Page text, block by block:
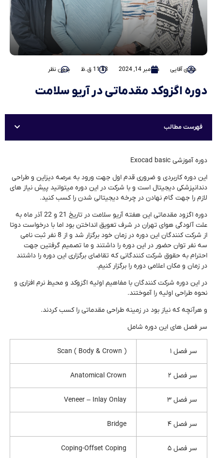
هادی آقایی دسامبر 14, 2024 11:33 ق.ظ بدون نظر
دوره اگزوکد مقدماتی در آریو سلامت
فهرست مطالب
دوره آموزشی Exocad basic
این دوره کاربردی و ضروری قدم اول جهت ورود به عرصه دیزاین و طراحی
دندانپزشکی دیجیتال است و با شرکت در این دوره میتوانید پیش نیاز های
لازم را جهت گام نهادن در چرخه دیجیتالی شدن را کسب کنید.
دوره اگزود مقدماتی این هفته آریو سلامت در تاریخ 21 و 22 آذر ماه به
علت آلودگی هوای تهران در شرف تعویق انداختن بود اما با درخواست دوتا
از شرکت کنندگان این دوره در زمان خود برگزار شد و از 8 نفر ثبت نامی
سه نفر توان حضور در این دوره را داشتند و ما تصمیم گرفتین جهت
احترام به حقوق شرکت کنندگانی که تقاضای برگزاری این دوره را داشتند
در زمان و مکان اعلامی دوره را برگزار کنیم.
در این دوره شرکت کنندگان با مفاهیم اولیه اگزوکد و محیط نرم افزاری و
نحوه طراحی اولیه را آموختند.
و هرآنچه که نیاز بود در زمینه طراحی مقدماتی را کسب کردند.
سر فصل های این دوره شامل
سر فصل ۱ Scan ( Body & Crown )
سر فصل ۲ Anatomical Crown
سر فصل ۳ Veneer – Inlay Onlay
سر فصل ۴ Bridge
سر فصل ۵ Coping-Offset Coping